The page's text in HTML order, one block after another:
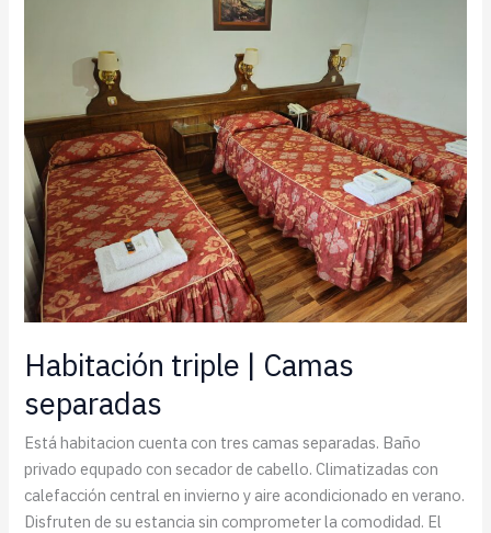
Habitación triple | Camas
separadas
Está habitacion cuenta con tres camas separadas. Baño
privado equpado con secador de cabello. Climatizadas con
calefacción central en invierno y aire acondicionado en verano.
Disfruten de su estancia sin comprometer la comodidad. El